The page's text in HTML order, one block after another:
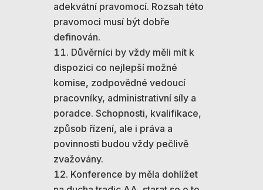
adekvátní pravomocí. Rozsah této
pravomoci musí být dobře
definován.
Důvěrníci by vždy měli mít k
dispozici co nejlepší možné
komise, zodpovědné vedoucí
pracovníky, administrativní síly a
poradce. Schopnosti, kvalifikace,
způsob řízení, ale i práva a
povinnosti budou vždy pečlivě
zvažovány.
Konference by měla dohlížet